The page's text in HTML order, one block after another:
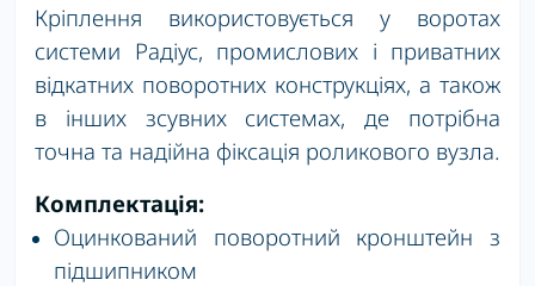
Кріплення використовується у воротах
системи Радіус, промислових і приватних
відкатних поворотних конструкціях, а також
в інших зсувних системах, де потрібна
точна та надійна фіксація роликового вузла.
Комплектація:
Оцинкований поворотний кронштейн з
підшипником